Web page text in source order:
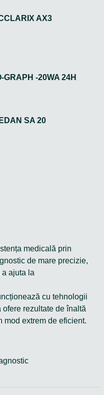
AX3
GRAPH -20WA 24H
EDAN SA 20
medicală prin
de mare precizie,
ajuta la
cu tehnologii
rezultate de înaltă
mod extrem de eficient.